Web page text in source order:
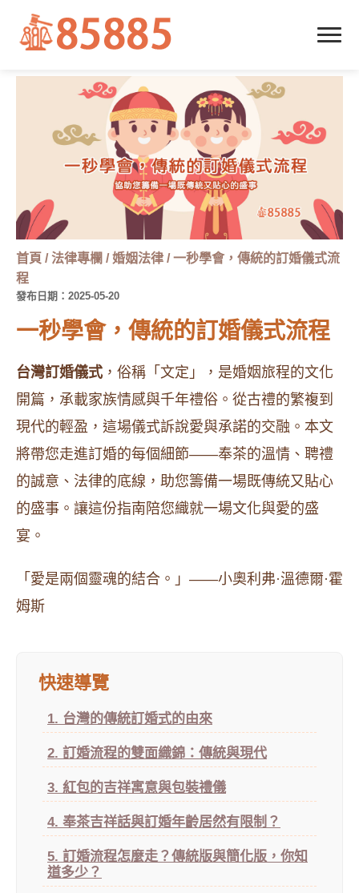
首頁 /法律專欄 /婚姻法律 /一秒學會，傳統的訂婚儀式流
程
發布日期：2025-05-20
一秒學會，傳統的訂婚儀式流程
台灣訂婚儀式，俗稱「文定」，是婚姻旅程的文化
開篇，承載家族情感與千年禮俗。從古禮的繁複到
現代的輕盈，這場儀式訴說愛與承諾的交融。本文
將帶您走進訂婚的每個細節——奉茶的溫情、聘禮
的誠意、法律的底線，助您籌備一場既傳統又貼心
的盛事。讓這份指南陪您織就一場文化與愛的盛
宴。
「愛是兩個靈魂的結合。」——小奧利弗·溫德爾·霍
姆斯
快速導覽
1. 台灣的傳統訂婚式的由來
2. 訂婚流程的雙面織錦：傳統與現代
3. 紅包的吉祥寓意與包裝禮儀
4. 奉茶吉祥話與訂婚年齡居然有限制？
5. 訂婚流程怎麼走？傳統版與簡化版，你知
道多少？